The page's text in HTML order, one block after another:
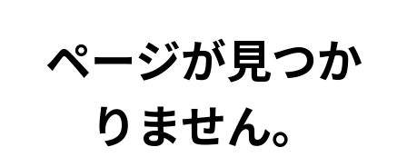
ページが見つか
りません。